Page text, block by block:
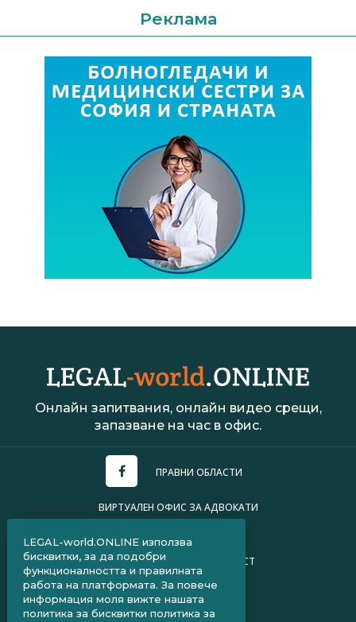
Реклама
Онлайн запитвания, онлайн видео срещи,
запазване на час в офис.
ПРАВНИ ОБЛАСТИ
ВИРТУАЛЕН ОФИС ЗА АДВОКАТИ
ПОЛИТИКА ЗА ПОВЕРИТЕЛНОСТ
ЧЗВ ЗА КЛИЕНТИ
ЧЗВ ЗА АДВОКАТИ
LEGAL-world.ONLINE използва
бисквитки, за да подобри
функционалността и правилната
работа на платформата. За повече
информация моля вижте нашата
политика за бисквитки политика за